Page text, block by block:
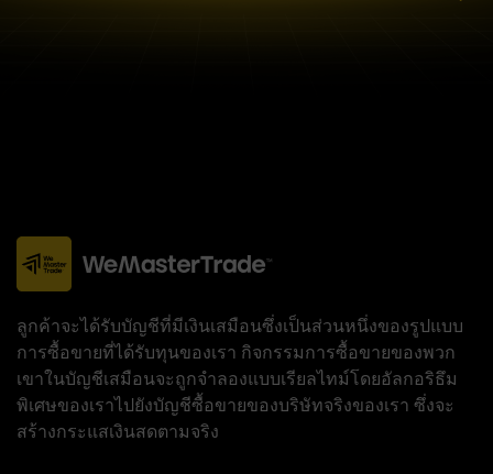
ลูกค้าจะได้รับบัญชีที่มีเงินเสมือนซึ่งเป็นส่วนหนึ่งของรูปแบบ
การซื้อขายที่ได้รับทุนของเรา กิจกรรมการซื้อขายของพวก
เขาในบัญชีเสมือนจะถูกจำลองแบบเรียลไทม์โดยอัลกอริธึม
พิเศษของเราไปยังบัญชีซื้อขายของบริษัทจริงของเรา ซึ่งจะ
สร้างกระแสเงินสดตามจริง